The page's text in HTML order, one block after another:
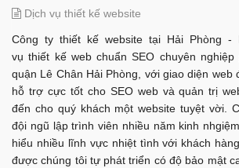
Dịch vụ thiết kế website
Công ty thiết kế website tại Hải Phòng -
vụ thiết kế web chuẩn SEO chuyên
quận Lê Chân Hải Phòng, với giao diện web
hỗ trợ cực tốt cho SEO web và quản trị
đến cho quý khách một website tuyệt vời.
đội ngũ lập trình viên nhiều năm kinh
hiểu nhiều lĩnh vực nhiệt tình với khách
được chúng tôi tự phát triển có độ bảo mật